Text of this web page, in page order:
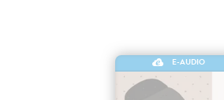
E-AUDIO